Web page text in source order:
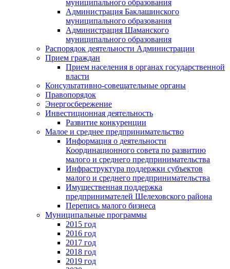
муниципального образования
Администрация Баклашинского
муниципального образования
Администрация Шаманского
муниципального образования
Распорядок деятельности Администрации
Прием граждан
Прием населения в органах государственной
власти
Консультативно-совещательные органы
Правопорядок
Энергосбережение
Инвестиционная деятельность
Развитие конкуренции
Малое и среднее предпринимательство
Информация о деятельности
Координационного совета по развитию
малого и среднего предпринимательства
Инфраструктура поддержки субъектов
малого и среднего предпринимательства
Имущественная поддержка
предпринимателей Шелеховского района
Перепись малого бизнеса
Муниципальные программы
2015 год
2016 год
2017 год
2018 год
2019 год